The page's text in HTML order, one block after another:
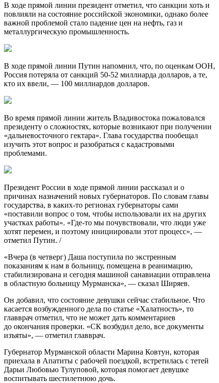
В ходе прямой линии президент отметил, что санкции хоть и
повлияли на состояние российской экономики, однако более
важной проблемой стало падение цен на нефть, газ и
металлургическую промышленность.
В ходе прямой линии Путин напомнил, что, по оценкам ООН,
Россия потеряла от санкций 50-52 миллиарда долларов, а те,
кто их ввели, — 100 миллиардов долларов.
Во время прямой линии житель Владивостока пожаловался
президенту о сложностях, которые возникают при получении
«дальневосточного гектара». Глава государства пообещал
изучить этот вопрос и разобраться с кадастровыми
проблемами.
Президент России в ходе прямой линии рассказал и о
причинах назначений новых губернаторов. По словам главы
государства, в каких-то регионах губернаторы сами
«поставили вопрос о том, чтобы использовали их на других
участках работы». «Где-то мы почувствовали, что люди уже
хотят перемен, и поэтому инициировали этот процесс», —
отметил Путин. /
«Вчера (в четверг) Даша поступила по экстренным
показаниям к нам в больницу, помещена в реанимацию,
стабилизирована и сегодня машиной санавиации отправлена
в областную больницу Мурманска», — сказал Ширяев.
Он добавил, что состояние девушки сейчас стабильное. Что
касается возбужденного дела по статье «Халатность», то
главврач отметил, что не может дать комментариев
до окончания проверки. «СК возбудил дело, все документы
изъяты», — отметил главврач.
Губернатор Мурманской области Марина Ковтун, которая
приехала в Апатиты с рабочей поездкой, встретилась с тетей
Дарьи Любовью Тулуповой, которая помогает девушке
воспитывать шестилетнюю дочь.